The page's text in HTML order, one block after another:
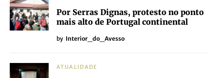
Por Serras Dignas, protesto no ponto
mais alto de Portugal continental
by Interior_do_Avesso
ATUALIDADE